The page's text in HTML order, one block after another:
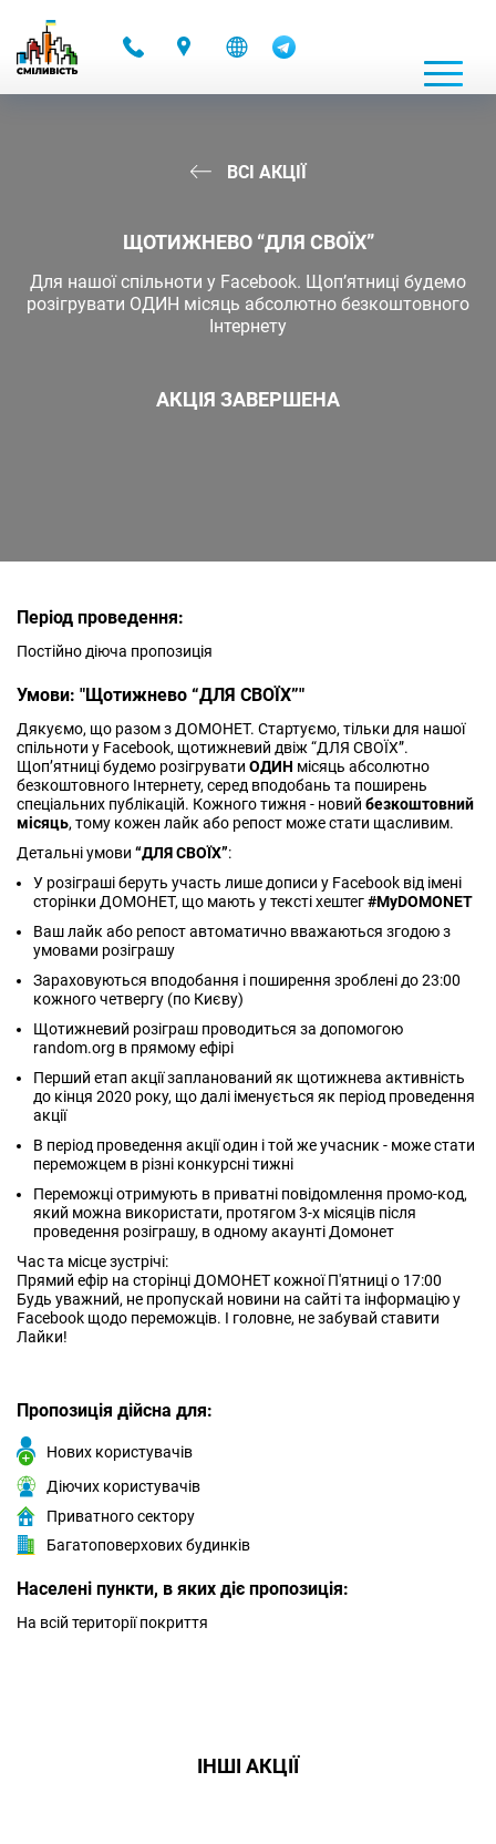
ВСІ АКЦІЇ
ЩОТИЖНЕВО “ДЛЯ СВОЇХ”
Для нашої спільноти у Facebook. Щоп’ятниці будемо
розігрувати ОДИН місяць абсолютно безкоштовного
Інтернету
АКЦІЯ ЗАВЕРШЕНА
Період проведення:
Постійно діюча пропозиція
Умови: "Щотижнево “ДЛЯ СВОЇХ”"
Дякуємо, що разом з ДОМОНЕТ. Стартуємо, тільки для нашої
спільноти у Facebook, щотижневий двіж “ДЛЯ СВОЇХ”.
Щоп’ятниці будемо розігрувати ОДИН місяць абсолютно
безкоштовного Інтернету, серед вподобань та поширень
спеціальних публікацій. Кожного тижня - новий безкоштовний
місяць, тому кожен лайк або репост може стати щасливим.
Детальні умови “ДЛЯ СВОЇХ”:
У розіграші беруть участь лише дописи у Facebook від імені
сторінки ДОМОНЕТ, що мають у тексті хештег#MyDOMONET
Ваш лайк або репост автоматично вважаються згодою з
умовами розіграшу
Зараховуються вподобання і поширення зроблені до 23:00
кожного четвергу (по Києву)
Щотижневий розіграш проводиться за допомогою
random.org в прямому ефірі
Перший етап акції запланований як щотижнева активність
до кінця 2020 року, що далі іменується як період проведення
акції
В період проведення акції один і той же учасник - може стати
переможцем в різні конкурсні тижні
Переможці отримують в приватні повідомлення промо-код,
який можна використати, протягом 3-х місяців після
проведення розіграшу, в одному акаунті Домонет
Час та місце зустрічі:
Прямий ефір на сторінці ДОМОНЕТ кожної П'ятниці о 17:00
Будь уважний, не пропускай новини на сайті та інформацію у
Facebook щодо переможців. І головне, не забувай ставити
Лайки!
Пропозиція дійсна для:
Нових користувачів
Діючих користувачів
Приватного сектору
Багатоповерхових будинків
Населені пункти, в яких діє пропозиція:
На всій території покриття
ІНШІ АКЦІЇ